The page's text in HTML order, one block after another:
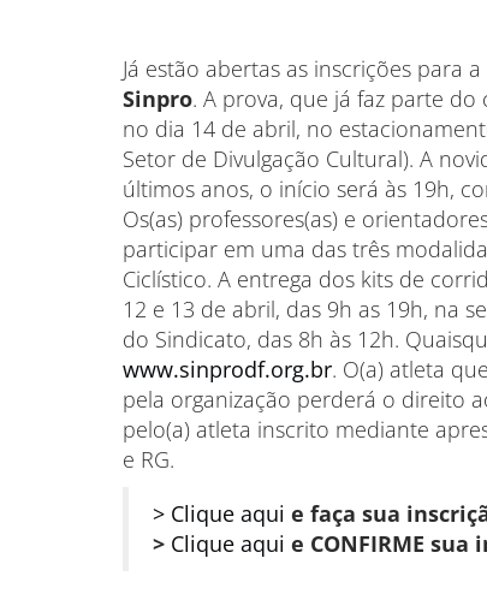
Já estão abertas as inscrições para a
Sinpro. A prova, que já faz parte
no dia 14 de abril, no
Setor de Divulgação Cultural). A
últimos anos, o início será às 19h,
Os(as) professores(as) e
participar em uma das três
Ciclístico. A entrega dos kits de
12 e 13 de abril, das 9h as 19h, na
do Sindicato, das 8h às 12h.
www.sinprodf.org.br. O(a) atleta
pela organização perderá o direito
pelo(a) atleta inscrito mediante
e RG.
> Clique aqui e faça sua
> Clique aqui e CONFIRME sua